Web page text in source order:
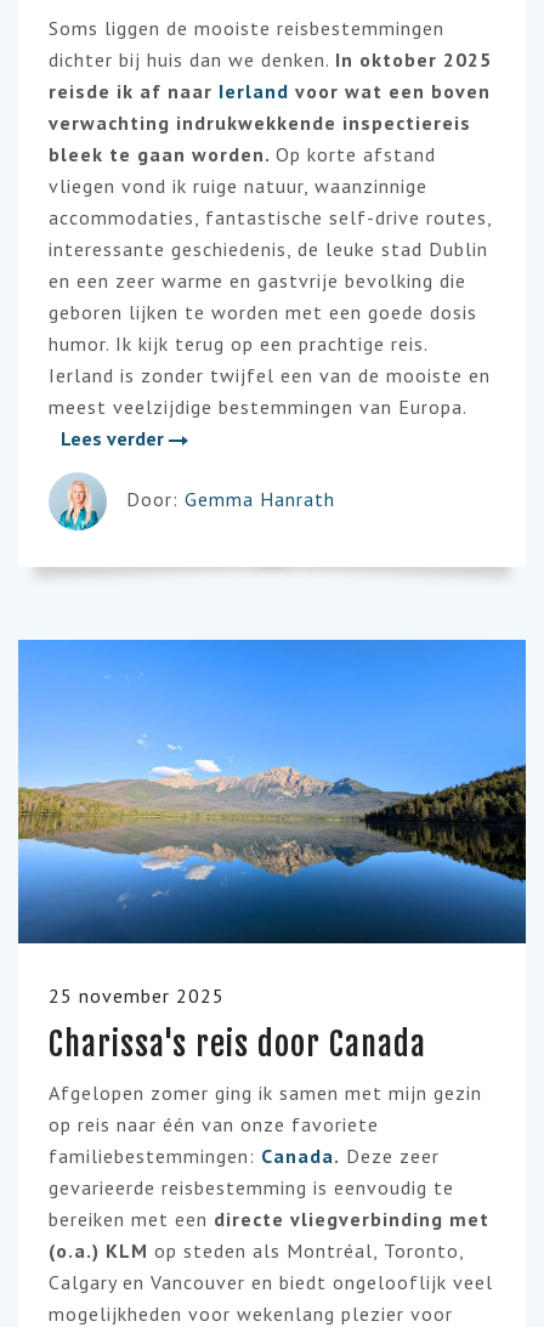
Soms liggen de mooiste reisbestemmingen
dichter bij huis dan we denken. In oktober 2025
reisde ik af naar Ierland voor wat een boven
verwachting indrukwekkende inspectiereis
bleek te gaan worden. Op korte afstand
vliegen vond ik ruige natuur, waanzinnige
accommodaties, fantastische self-drive routes,
interessante geschiedenis, de leuke stad Dublin
en een zeer warme en gastvrije bevolking die
geboren lijken te worden met een goede dosis
humor. Ik kijk terug op een prachtige reis.
Ierland is zonder twijfel een van de mooiste en
meest veelzijdige bestemmingen van Europa.
Lees verder
Door: Gemma Hanrath
25 november 2025
Charissa's reis door Canada
Afgelopen zomer ging ik samen met mijn gezin
op reis naar één van onze favoriete
familiebestemmingen: Canada. Deze zeer
gevarieerde reisbestemming is eenvoudig te
bereiken met een directe vliegverbinding met
(o.a.) KLM op steden als Montréal, Toronto,
Calgary en Vancouver en biedt ongelooflijk veel
mogelijkheden voor wekenlang plezier voor